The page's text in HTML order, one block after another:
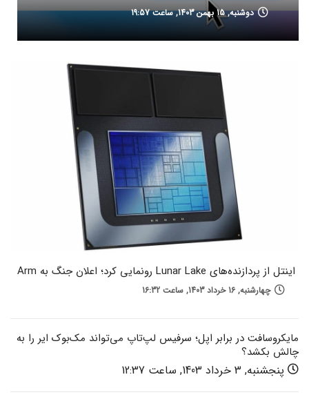
دوشنبه, 15 بهمن 1403, ساعت 19:57
اینتل از پردازنده‌های Lunar Lake رونمایی کرد؛ اعلان جنگ به Arm
چهارشنبه, 16 خرداد 1403, ساعت 16:32
مایکروسافت در برابر اپل؛ سرفیس لپ‌تاپ می‌تواند مک‌بوک ایر را به
چالش بکشد؟
پنجشنبه, 3 خرداد 1403, ساعت 12:37